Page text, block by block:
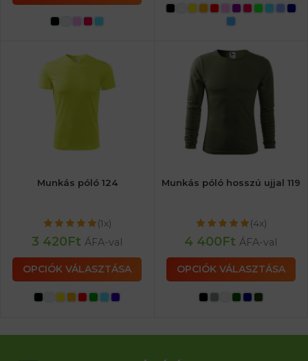
Munkás póló 124
(1x)
3 420Ft ÁFA-val
OPCIÓK VÁLASZTÁSA
Munkás póló hosszú ujjal 119
(4x)
4 400Ft ÁFA-val
OPCIÓK VÁLASZTÁSA